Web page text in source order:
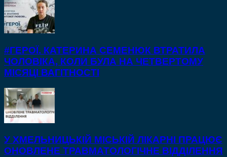
#ГЕРОЇ. КАТЕРИНА СЕМЕНЮК ВТРАТИЛА
ЧОЛОВІКА, КОЛИ БУЛА НА ЧЕТВЕРТОМУ
МІСЯЦІ ВАГІТНОСТІ
У ХМЕЛЬНИЦЬКІЙ МІСЬКІЙ ЛІКАРНІ ПРАЦЮЄ
ОНОВЛЕНЕ ТРАВМАТОЛОГІЧНЕ ВІДДІЛЕННЯ